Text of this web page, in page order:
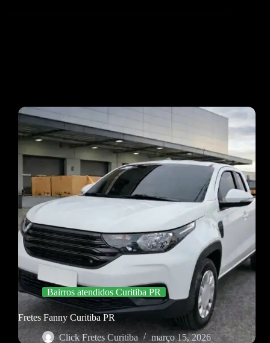
Bairros atendidos Curitiba PR
Fretes Fanny Curitiba PR
Click Fretes Curitiba
março 15, 2026